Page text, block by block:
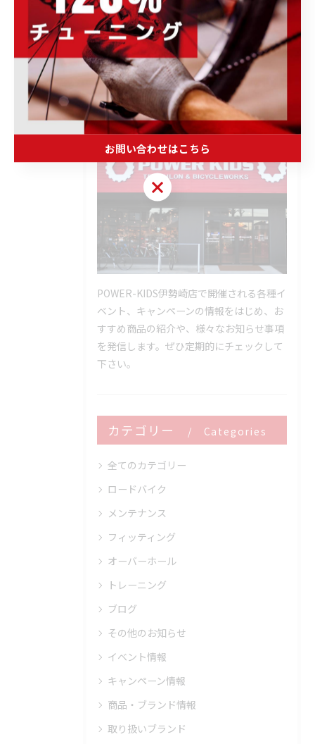
その他のお知らせ ブログ 商品・ブランド情報 未分類
< 前のページ 一覧に戻る 次のページ >
POWER-KIDS伊勢崎店で開催される各種イ
ベント、キャンペーンの情報をはじめ、お
すすめ商品の紹介や、様々なお知らせ事項
を発信します。ぜひ定期的にチェックして
下さい。
カテゴリー Categories
全てのカテゴリー
ロードバイク
メンテナンス
フィッティング
オーバーホール
トレーニング
ブログ
その他のお知らせ
イベント情報
キャンペーン情報
商品・ブランド情報
取り扱いブランド
お問い合わせはこちら
お問い合わせはこちら